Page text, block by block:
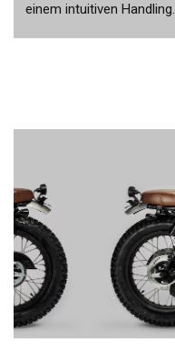
einem intuitiven Handling.